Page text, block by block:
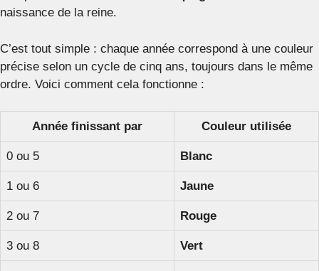
naissance de la reine.
C’est tout simple : chaque année correspond à une couleur
précise selon un cycle de cinq ans, toujours dans le même
ordre. Voici comment cela fonctionne :
Année finissant par Couleur utilisée
0 ou 5 Blanc
1 ou 6 Jaune
2 ou 7 Rouge
3 ou 8 Vert